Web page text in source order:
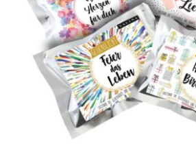
IN DEN WARENKORB
DETAILS